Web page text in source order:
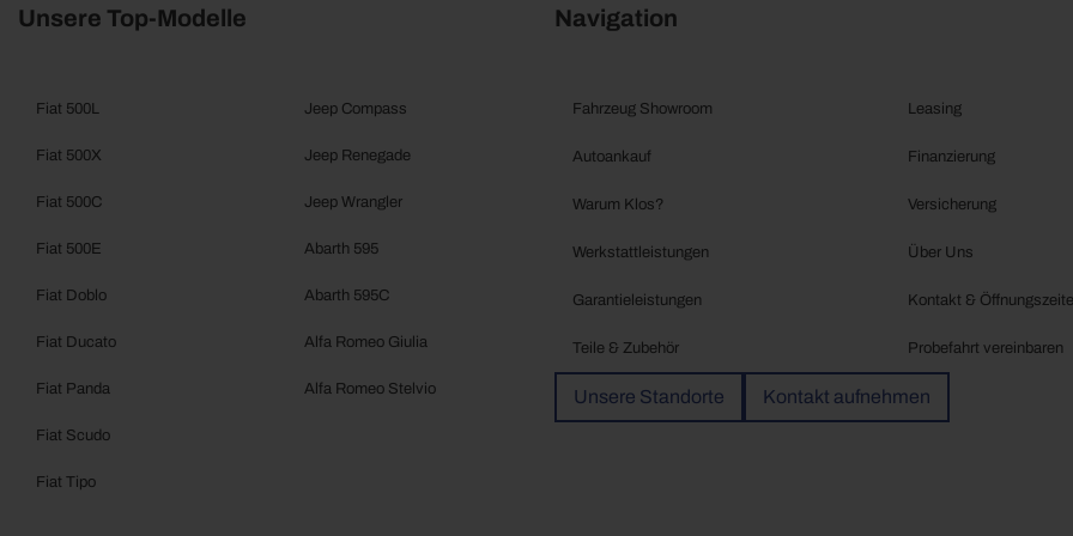
Unsere Top-Modelle
Fiat 500L
Fiat 500X
Fiat 500C
Fiat 500E
Fiat Doblo
Fiat Ducato
Fiat Panda
Fiat Scudo
Fiat Tipo
Jeep Compass
Jeep Renegade
Jeep Wrangler
Abarth 595
Abarth 595C
Alfa Romeo Giulia
Alfa Romeo Stelvio
Navigation
Fahrzeug Showroom
Autoankauf
Warum Klos?
Werkstattleistungen
Garantieleistungen
Teile & Zubehör
Leasing
Finanzierung
Versicherung
Über Uns
Kontakt &
Probefahrt vereinbaren
Unsere Standorte Kontakt aufnehmen